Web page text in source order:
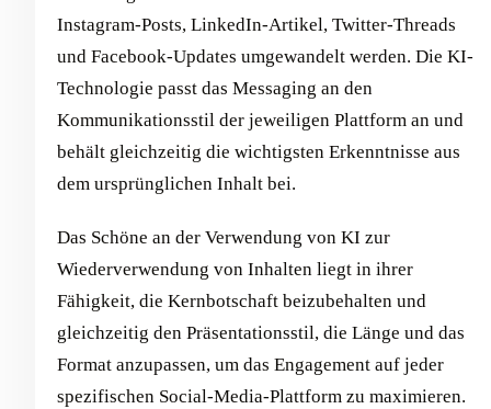
Instagram-Posts, LinkedIn-Artikel, Twitter-Threads
und Facebook-Updates umgewandelt werden. Die KI-
Technologie passt das Messaging an den
Kommunikationsstil der jeweiligen Plattform an und
behält gleichzeitig die wichtigsten Erkenntnisse aus
dem ursprünglichen Inhalt bei.
Das Schöne an der Verwendung von KI zur
Wiederverwendung von Inhalten liegt in ihrer
Fähigkeit, die Kernbotschaft beizubehalten und
gleichzeitig den Präsentationsstil, die Länge und das
Format anzupassen, um das Engagement auf jeder
spezifischen Social-Media-Plattform zu maximieren.